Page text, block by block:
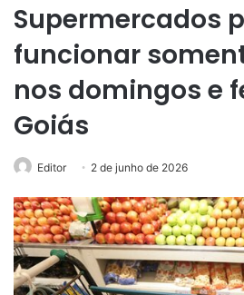
Supermercados
funcionar
nos domingos e
Goiás
Editor 2 de junho de 2026